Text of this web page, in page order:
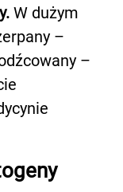
W dużym
–
–